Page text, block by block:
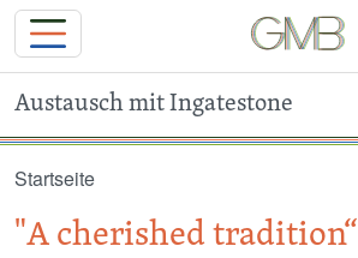
Austausch mit Ingatestone
Startseite
"A cherished tradition“